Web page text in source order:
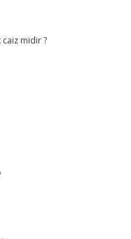
caiz midir ?